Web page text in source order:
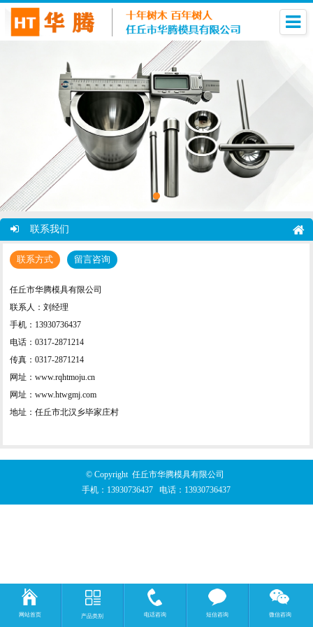
联系我们
联系方式 留言咨询
任丘市华腾模具有限公司
联系人：刘经理
手机：13930736437
电话：0317-2871214
传真：0317-2871214
网址：www.rqhtmoju.cn
网址：www.htwgmj.com
地址：任丘市北汉乡毕家庄村
© Copyright 任丘市华腾模具有限公司
手机： 13930736437 电话： 13930736437
网站首页 产品类别 电话咨询 短信咨询 微信咨询